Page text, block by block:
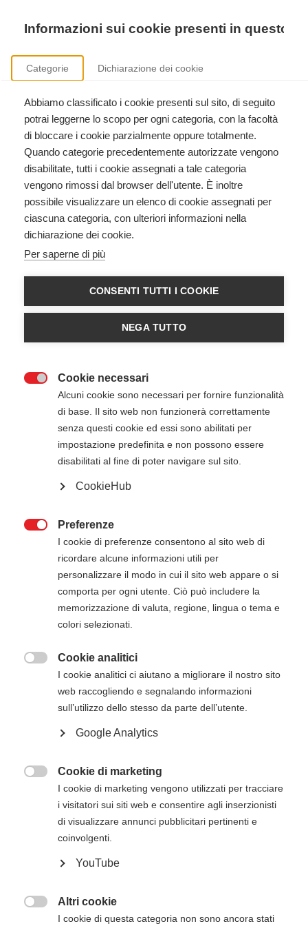
Formazione aziendale ai sensi del D.Lgs. 81/2008.
HEARTSAVER CPR AED
8 Giugno 2026 09:00- 14:00
EMILAV ( azienda Logitech) - San Giuliano
Milanese (MI)
ATTENZIONE
Il pagamento della quota di iscrizione deve
essere effettuato entro 5 giorni dalla data di
inizio del corso. Gli estremi per il pagamento, se
non presenti in questa pagina, verranno inviati
via mail successivamente all'iscrizione online.
Descrizione del corso
corso Heartsaver RCP AED dell’American
agli studenti le competenze fondamentali e le
emergenze e gestirle nei minuti che precedono
l’arrivo del Sistema di Emergenza Territoriale
(operatori di primo intervento).
Il corso Heartsaver RCP AED consentirà agli
studenti di apprendere argomenti quali
bambini e RCP sui lattanti
Informazioni sui cookie presenti in questo
Categorie Dichiarazione dei cookie
Abbiamo classificato i cookie presenti sul sito, di seguito
potrai leggerne lo scopo per ogni categoria, con la facoltà
di bloccare i cookie parzialmente oppure totalmente.
Quando categorie precedentemente autorizzate vengono
disabilitate, tutti i cookie assegnati a tale categoria
vengono rimossi dal browser dell'utente. È inoltre
possibile visualizzare un elenco di cookie assegnati per
ciascuna categoria, con ulteriori informazioni nella
dichiarazione dei cookie.
Per saperne di più
CONSENTI TUTTI I COOKIE
NEGA TUTTO
Cookie necessari
Alcuni cookie sono necessari per fornire funzionalità
di base. Il sito web non funzionerà correttamente
senza questi cookie ed essi sono abilitati per
impostazione predefinita e non possono essere
disabilitati al fine di poter navigare sul sito.
CookieHub
Preferenze
I cookie di preferenze consentono al sito web di
ricordare alcune informazioni utili per
personalizzare il modo in cui il sito web appare o si
comporta per ogni utente. Ciò può includere la
memorizzazione di valuta, regione, lingua o tema e
colori selezionati.
Cookie analitici
I cookie analitici ci aiutano a migliorare il nostro sito
web raccogliendo e segnalando informazioni
sull’utilizzo dello stesso da parte dell’utente.
Google Analytics
Cookie di marketing
I cookie di marketing vengono utilizzati per tracciare
i visitatori sui siti web e consentire agli inserzionisti
di visualizzare annunci pubblicitari pertinenti e
coinvolgenti.
YouTube
Altri cookie
I cookie di questa categoria non sono ancora stati